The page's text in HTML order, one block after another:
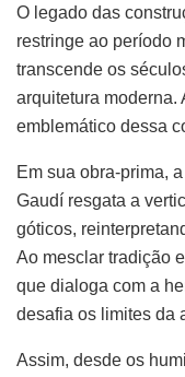
O legado das
restringe ao período
transcende os
arquitetura moderna.
emblemático dessa
Em sua obra-prima,
Gaudí resgata a
góticos,
Ao mesclar tradição
que dialoga com a
desafia os limites da
Assim, desde os